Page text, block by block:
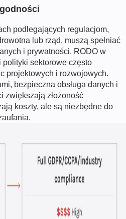
podlegających regulacjom,
lub rząd, muszą spełniać
i prywatności. RODO w
polityki sektorowe często
projektowych i rozwojowych.
bezpieczna obsługa danych i
zwiększają złożoność
koszty, ale są niezbędne do